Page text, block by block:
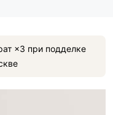
×3 при подделке